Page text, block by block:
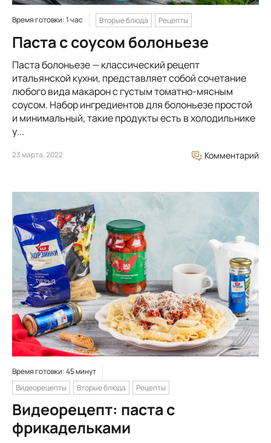
Время готовки: 1 час Вторые блюда Рецепты
Паста с соусом болоньезе
Паста болоньезе — классический рецепт
итальянской кухни, представляет собой сочетание
любого вида макарон с густым томатно-мясным
соусом. Набор ингредиентов для болоньезе простой
и минимальный, такие продукты есть в холодильнике
у...
23 марта, 2022 Комментарий
Время готовки: 45 минут
Видеорецепты
Вторые блюда Рецепты
Видеорецепт: паста с
фрикадельками